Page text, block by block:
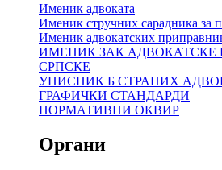
Именик адвоката
Именик стручних сарадника за
Именик адвокатских
ИМЕНИК ЗАК АДВОКАТСКЕ
СРПСКЕ
УПИСНИК Б СТРАНИХ
ГРАФИЧКИ СТАНДАРДИ
НОРМАТИВНИ ОКВИР
Органи